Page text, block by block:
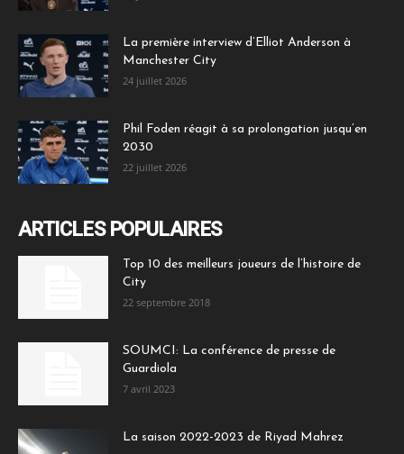
La première interview d’Elliot Anderson à
Manchester City
24 juillet 2026
Phil Foden réagit à sa prolongation jusqu’en
2030
22 juillet 2026
ARTICLES POPULAIRES
Top 10 des meilleurs joueurs de l’histoire de
City
22 septembre 2018
SOUMCI: La conférence de presse de
Guardiola
7 avril 2023
La saison 2022-2023 de Riyad Mahrez